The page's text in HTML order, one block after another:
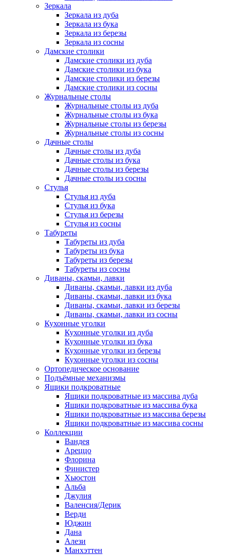
Зеркала
Зеркала из дуба
Зеркала из бука
Зеркала из березы
Зеркала из сосны
Дамские столики
Дамские столики из дуба
Дамские столики из бука
Дамские столики из березы
Дамские столики из сосны
Журнальные столы
Журнальные столы из дуба
Журнальные столы из бука
Журнальные столы из березы
Журнальные столы из сосны
Дачные столы
Дачные столы из дуба
Дачные столы из бука
Дачные столы из березы
Дачные столы из сосны
Стулья
Стулья из дуба
Стулья из бука
Стулья из березы
Стулья из сосны
Табуреты
Табуреты из дуба
Табуреты из бука
Табуреты из березы
Табуреты из сосны
Диваны, скамьи, лавки
Диваны, скамьи, лавки из дуба
Диваны, скамьи, лавки из бука
Диваны, скамьи, лавки из березы
Диваны, скамьи, лавки из сосны
Кухонные уголки
Кухонные уголки из дуба
Кухонные уголки из бука
Кухонные уголки из березы
Кухонные уголки из сосны
Ортопедическое основание
Подъёмные механизмы
Ящики подкроватные
Ящики подкроватные из массива дуба
Ящики подкроватные из массива бука
Ящики подкроватные из массива березы
Ящики подкроватные из массива сосны
Коллекции
Вандея
Ареццо
Флорина
Финистер
Хьюстон
Альба
Джулия
Валенсия/Дерик
Верди
Юджин
Дана
Алези
Манхэттен